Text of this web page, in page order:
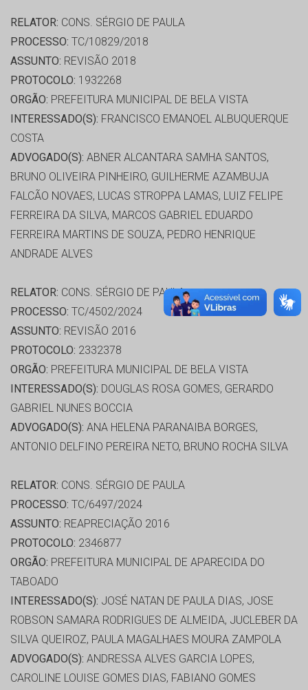
RELATOR: CONS. SÉRGIO DE PAULA
PROCESSO: TC/10829/2018
ASSUNTO: REVISÃO 2018
PROTOCOLO: 1932268
ORGÃO: PREFEITURA MUNICIPAL DE BELA VISTA
INTERESSADO(S): FRANCISCO EMANOEL ALBUQUERQUE
COSTA
ADVOGADO(S): ABNER ALCANTARA SAMHA SANTOS,
BRUNO OLIVEIRA PINHEIRO, GUILHERME AZAMBUJA
FALCÃO NOVAES, LUCAS STROPPA LAMAS, LUIZ FELIPE
FERREIRA DA SILVA, MARCOS GABRIEL EDUARDO
FERREIRA MARTINS DE SOUZA, PEDRO HENRIQUE
ANDRADE ALVES
RELATOR: CONS. SÉRGIO DE PAULA
PROCESSO: TC/4502/2024
ASSUNTO: REVISÃO 2016
PROTOCOLO: 2332378
ORGÃO: PREFEITURA MUNICIPAL DE BELA VISTA
INTERESSADO(S): DOUGLAS ROSA GOMES, GERARDO
GABRIEL NUNES BOCCIA
ADVOGADO(S): ANA HELENA PARANAIBA BORGES,
ANTONIO DELFINO PEREIRA NETO, BRUNO ROCHA SILVA
RELATOR: CONS. SÉRGIO DE PAULA
PROCESSO: TC/6497/2024
ASSUNTO: REAPRECIAÇÃO 2016
PROTOCOLO: 2346877
ORGÃO: PREFEITURA MUNICIPAL DE APARECIDA DO
TABOADO
INTERESSADO(S): JOSÉ NATAN DE PAULA DIAS, JOSE
ROBSON SAMARA RODRIGUES DE ALMEIDA, JUCLEBER DA
SILVA QUEIROZ, PAULA MAGALHAES MOURA ZAMPOLA
ADVOGADO(S): ANDRESSA ALVES GARCIA LOPES,
CAROLINE LOUISE GOMES DIAS, FABIANO GOMES